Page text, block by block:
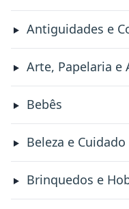
Antiguidades e
Arte, Papelaria e
Bebês
Beleza e Cuidado
Brinquedos e